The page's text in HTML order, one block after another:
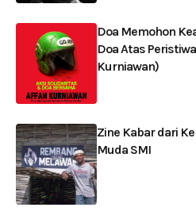
Doa Memohon
Doa Atas
Kurniawan)
Zine Kabar dari
Muda SMI